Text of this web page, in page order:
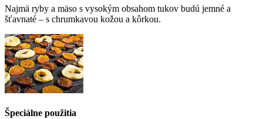
Najmä ryby a mäso s vysokým obsahom tukov budú jemné a
šťavnaté – s chrumkavou kožou a kôrkou.
Špeciálne použitia